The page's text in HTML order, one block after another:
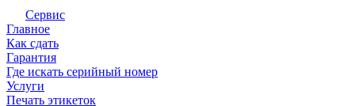
Сервис
Главное
Как сдать
Гарантия
Где искать серийный номер
Услуги
Печать этикеток